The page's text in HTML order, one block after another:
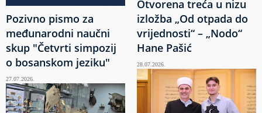
Pozivno pismo za
međunarodni naučni
skup "Četvrti simpozij
o bosanskom jeziku"
27.07.2026.
Otvorena treća u nizu
izložba „Od otpada do
vrijednosti“ – „Nodo“
Hane Pašić
28.07.2026.